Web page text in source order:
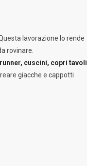
lavorazione lo rende
rovinare.
runner, cuscini, copri tavoli
giacche e cappotti